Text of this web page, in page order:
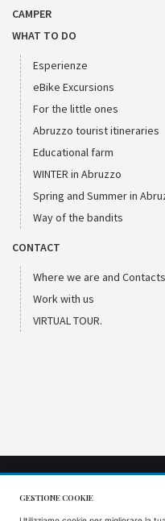
CAMPER
WHAT TO DO
Esperienze
eBike Excursions
For the little ones
Abruzzo tourist itineraries
Educational farm
WINTER in Abruzzo
Spring and Summer in
Way of the bandits
CONTACT
Where we are and Contacts
Work with us
VIRTUAL TOUR.
CIR: 066053AGR0001
GESTIONE COOKIE